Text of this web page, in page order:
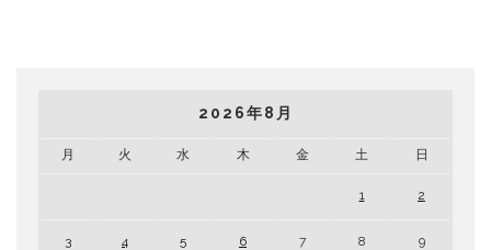
2026年8月
月 火 水 木 金 土 日
1 2
3 4 5 6 7 8 9